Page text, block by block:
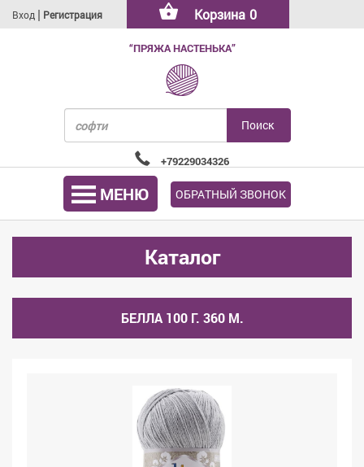
Вход | Регистрация Корзина 0
“ПРЯЖА НАСТЕНЬКА”
+79229034326
МЕНЮ ОБРАТНЫЙ ЗВОНОК
Каталог
БЕЛЛА 100 Г. 360 М.